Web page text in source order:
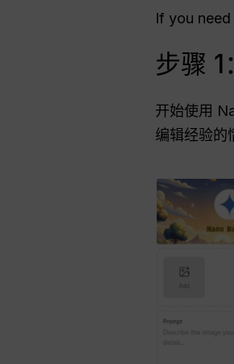
If you
步骤
开始使用
编辑经验的